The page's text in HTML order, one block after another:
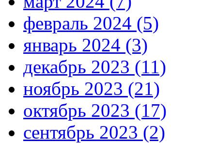
февраль 2024 (5)
январь 2024 (3)
декабрь 2023 (11)
ноябрь 2023 (21)
октябрь 2023 (17)
сентябрь 2023 (2)